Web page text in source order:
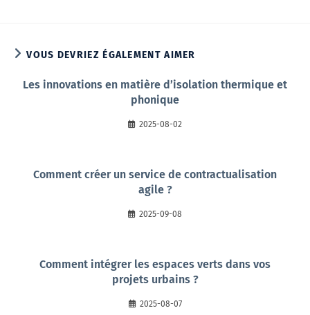
VOUS DEVRIEZ ÉGALEMENT AIMER
Les innovations en matière d’isolation thermique et
phonique
2025-08-02
Comment créer un service de contractualisation
agile ?
2025-09-08
Comment intégrer les espaces verts dans vos
projets urbains ?
2025-08-07